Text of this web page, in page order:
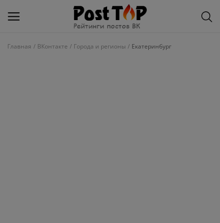
Главная ВКонтакте Города и регионы Екатеринбург